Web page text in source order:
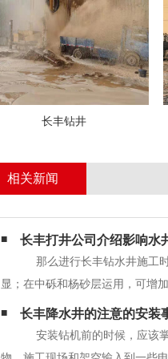
长丰钻井
相关新闻
长丰打井公司介绍影响水
那么进行长丰钻水井施工时
显；在中砾和杨砂层运用，可增
雕的巨细，职位地层中的大多
长丰降水井的注意的安装
安装钻机前的时候，应该掌